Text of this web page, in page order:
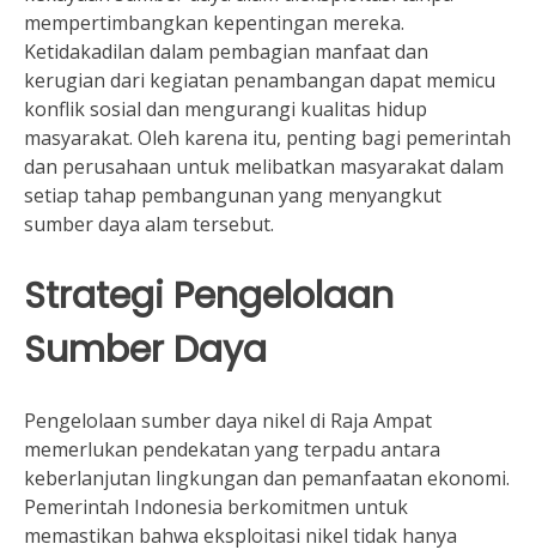
mempertimbangkan kepentingan mereka.
Ketidakadilan dalam pembagian manfaat dan
kerugian dari kegiatan penambangan dapat memicu
konflik sosial dan mengurangi kualitas hidup
masyarakat. Oleh karena itu, penting bagi pemerintah
dan perusahaan untuk melibatkan masyarakat dalam
setiap tahap pembangunan yang menyangkut
sumber daya alam tersebut.
Strategi Pengelolaan
Sumber Daya
Pengelolaan sumber daya nikel di Raja Ampat
memerlukan pendekatan yang terpadu antara
keberlanjutan lingkungan dan pemanfaatan ekonomi.
Pemerintah Indonesia berkomitmen untuk
memastikan bahwa eksploitasi nikel tidak hanya